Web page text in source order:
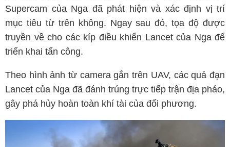
Supercam của Nga đã phát hiện và xác định vị trí
mục tiêu từ trên không. Ngay sau đó, tọa độ được
truyền về cho các kíp điều khiển Lancet của Nga để
triển khai tấn công.
Theo hình ảnh từ camera gắn trên UAV, các quả đạn
Lancet của Nga đã đánh trúng trực tiếp trận địa pháo,
gây phá hủy hoàn toàn khí tài của đối phương.